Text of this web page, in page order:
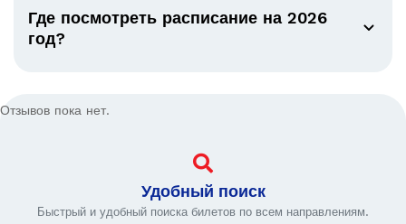
Где посмотреть расписание на 2026
год?
Отзывов пока нет.
Удобный поиск
Быстрый и удобный поиска билетов по всем направлениям.